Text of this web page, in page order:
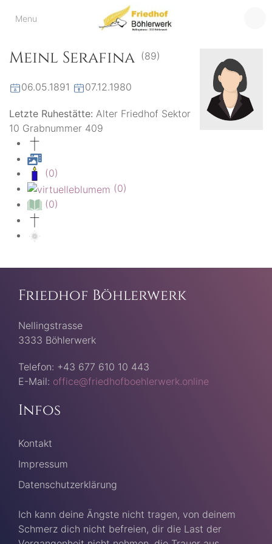
Menu
Friedhof
der virtuelle Friedhof
Meinl Serafina (89)
06.05.1891 07.12.1980
Letzte Ruhestätte: Alter Friedhof Sektor
10 Grabnummer 409
(0)
(0)
(0)
Friedhof Böhlerwerk
Nellingstrasse
3333 Böhlerwerk
Telefon: +43 677 610 10 443
E-Mail: office@friedhofboehlerwerk.online
Infos
Kontakt
Impressum
Datenschutzerklärung
Ich kann deine Ängste nicht tragen, von deinem
Schmerz dich nicht befreien, dir die Last der